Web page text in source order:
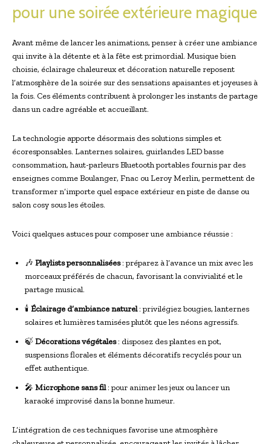
pour une soirée extérieure magique
Avant même de lancer les animations, penser à créer une ambiance
qui invite à la détente et à la fête est primordial. Musique bien
choisie, éclairage chaleureux et décoration naturelle reposent
l’atmosphère de la soirée sur des sensations apaisantes et joyeuses à
la fois. Ces éléments contribuent à prolonger les instants de partage
dans un cadre agréable et accueillant.
La technologie apporte désormais des solutions simples et
écoresponsables. Lanternes solaires, guirlandes LED basse
consommation, haut-parleurs Bluetooth portables fournis par des
enseignes comme Boulanger, Fnac ou Leroy Merlin, permettent de
transformer n’importe quel espace extérieur en piste de danse ou
salon cosy sous les étoiles.
Voici quelques astuces pour composer une ambiance réussie :
🎶 Playlists personnalisées: préparez à l’avance un mix avec les
morceaux préférés de chacun, favorisant la convivialité et le
partage musical.
🕯️ Éclairage d’ambiance naturel: privilégiez bougies, lanternes
solaires et lumières tamisées plutôt que les néons agressifs.
🍃Décorations végétales: disposez des plantes en pot,
suspensions florales et éléments décoratifs recyclés pour un
effet authentique.
🎤 Microphone sans fil: pour animer les jeux ou lancer un
karaoké improvisé dans la bonne humeur.
L’intégration de ces techniques favorise une atmosphère